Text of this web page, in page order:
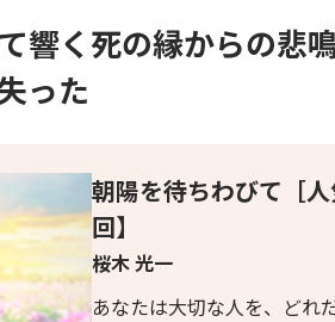
響く死の縁からの悲
った
朝陽を待ちわびて［
回】
桜木 光一
あなたは大切な人を、どれ